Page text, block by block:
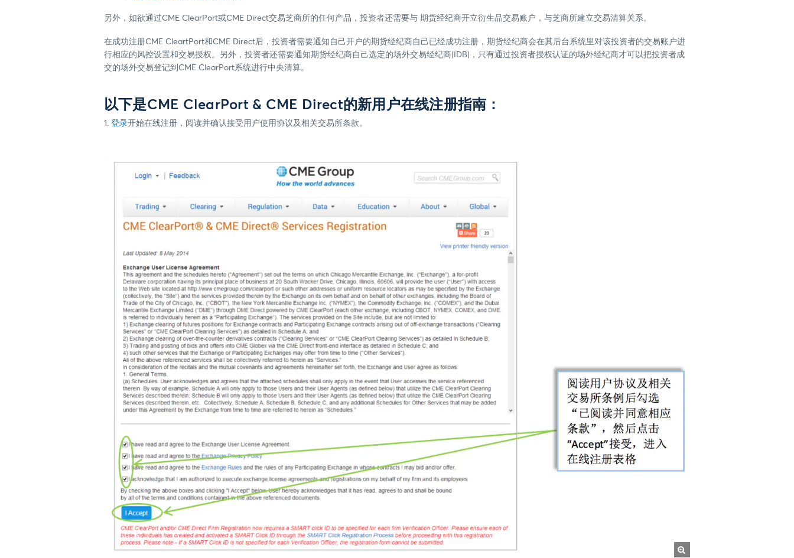
另外，如欲通过CME ClearPort或CME Direct交易芝商所的任何产品，投资者还需要与 期货经纪商开立衍生品交易账户，与芝商所建立交易清算关系。
在成功注册CME CleartPort和CME Direct后，投资者需要通知自己开户的期货经纪商自己已经成功注册，期货经纪商会在其后台系统里对该投资者的交易账户进
行相应的风控设置和交易授权。另外，投资者还需要通知期货经纪商自己选定的场外交易经纪商(IDB)，只有通过投资者授权认证的场外经纪商才可以把投资者成
交的场外交易登记到CME ClearPort系统进行中央清算。
以下是CME ClearPort & CME Direct的新用户在线注册指南：
1. 登录开始在线注册，阅读并确认接受用户使用协议及相关交易所条款。